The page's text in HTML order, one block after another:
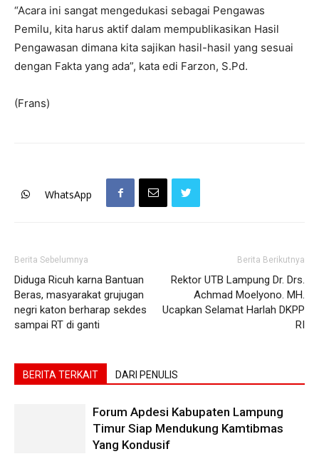
“Acara ini sangat mengedukasi sebagai Pengawas
Pemilu, kita harus aktif dalam mempublikasikan Hasil
Pengawasan dimana kita sajikan hasil-hasil yang sesuai
dengan Fakta yang ada”, kata edi Farzon, S.Pd.
(Frans)
WhatsApp
Berita Sebelumnya
Diduga Ricuh karna Bantuan
Beras, masyarakat grujugan
negri katon berharap sekdes
sampai RT di ganti
Berita Berikutnya
Rektor UTB Lampung Dr. Drs.
Achmad Moelyono. MH.
Ucapkan Selamat Harlah DKPP
RI
BERITA TERKAIT DARI PENULIS
Forum Apdesi Kabupaten Lampung
Timur Siap Mendukung Kamtibmas
Yang Kondusif